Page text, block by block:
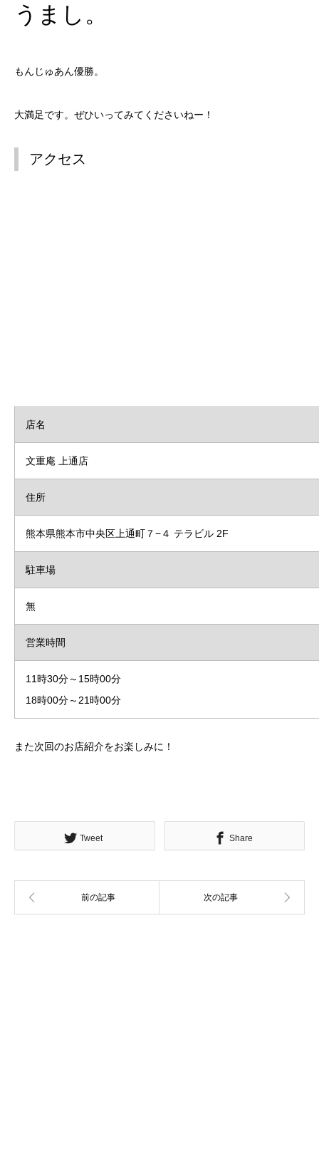
うまし。
もんじゅあん優勝。
大満足です。ぜひいってみてくださいねー！
アクセス
店名
文重庵 上通店
住所
熊本県熊本市中央区上通町７−４ テラビル 2F
駐車場
無
営業時間
11時30分～15時00分
18時00分～21時00分
また次回のお店紹介をお楽しみに！
Tweet Share